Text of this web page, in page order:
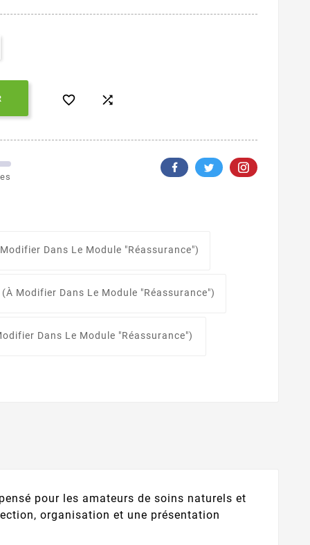
 
Dans Le Module "Réassurance")
Modifier Dans Le Module "Réassurance")
Dans Le Module "Réassurance")
pour les amateurs de soins naturels et
organisation et une présentation